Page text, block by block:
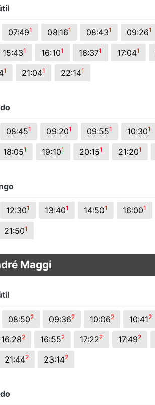
07:491 08:161 08:431 09:261
15:431 16:101 16:371 17:041
1 21:041 22:141
08:451 09:201 09:551 10:301
18:051 19:101 20:151 21:201
12:301 13:401 14:501 16:001
21:501
Maggi
08:502 09:362 10:062 10:412
16:282 16:552 17:222 17:492
21:442 23:142